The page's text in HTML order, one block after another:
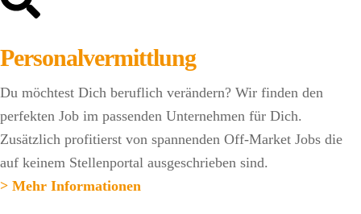
Personalvermittlung
Du möchtest Dich beruflich verändern? Wir finden den
perfekten Job im passenden Unternehmen für Dich.
Zusätzlich profitierst von spannenden Off-Market Jobs die
auf keinem Stellenportal ausgeschrieben sind.
> Mehr Informationen